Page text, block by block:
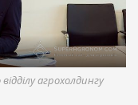
агрохолдингу